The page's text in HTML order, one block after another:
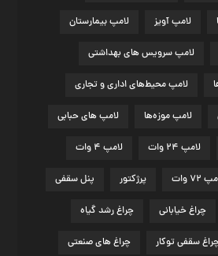
لامپ آویز لامپ بیمارستان
لامپ سرویس های بهداشتی
لامپ محیط‌های اداری و تجاری
لامپ موزه‌ها لامپ های حبابی
لامپ ۲۴ وات لامپ ۴ وات
۷۲ وات پرژکتور پنل سقفی
چراغ خیابانی چراغ رشد گياه
سقفی توکار چراغ های صنعتی